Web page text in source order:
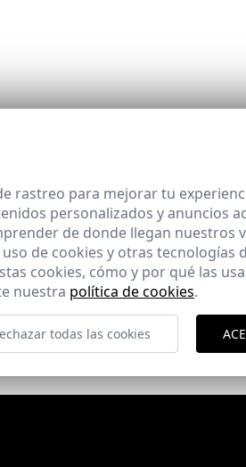
rastreo para mejorar tu
personalizados y anuncios
de donde llegan nuestros
de cookies y otras tecnologías
cookies, cómo y por qué las
nuestra política de cookies.
todas las cookies